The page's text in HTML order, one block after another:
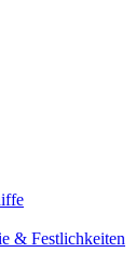
& Festlichkeiten